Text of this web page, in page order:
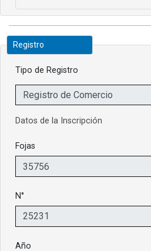
Registro
Tipo de Registro
Datos de la Inscripción
Fojas
N°
Año